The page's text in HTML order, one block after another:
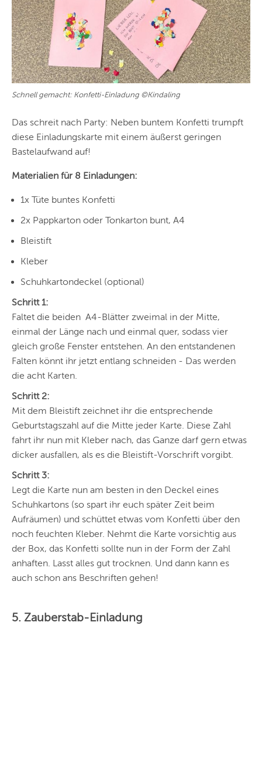
Schnell gemacht: Konfetti-Einladung ©Kindaling
Das schreit nach Party: Neben buntem Konfetti trumpft
diese Einladungskarte mit einem äußerst geringen
Bastelaufwand auf!
Materialien für 8 Einladungen:
1x Tüte buntes Konfetti
2x Pappkarton oder Tonkarton bunt, A4
Bleistift
Kleber
Schuhkartondeckel (optional)
Schritt 1:
Faltet die beiden A4-Blätter zweimal in der Mitte,
einmal der Länge nach und einmal quer, sodass vier
gleich große Fenster entstehen. An den entstandenen
Falten könnt ihr jetzt entlang schneiden - Das werden
die acht Karten.
Schritt 2:
Mit dem Bleistift zeichnet ihr die entsprechende
Geburtstagszahl auf die Mitte jeder Karte. Diese Zahl
fahrt ihr nun mit Kleber nach, das Ganze darf gern etwas
dicker ausfallen, als es die Bleistift-Vorschrift vorgibt.
Schritt 3:
Legt die Karte nun am besten in den Deckel eines
Schuhkartons (so spart ihr euch später Zeit beim
Aufräumen) und schüttet etwas vom Konfetti über den
noch feuchten Kleber. Nehmt die Karte vorsichtig aus
der Box, das Konfetti sollte nun in der Form der Zahl
anhaften. Lasst alles gut trocknen. Und dann kann es
auch schon ans Beschriften gehen!
5. Zauberstab-Einladung